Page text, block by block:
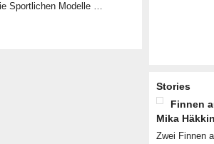
Sportlichen Modelle …
Stories
Finnen
Mika
Zwei Finnen